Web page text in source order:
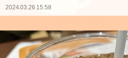
2024.03.26 15:58